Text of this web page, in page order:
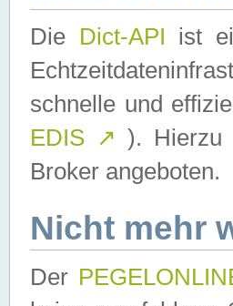
Die Dict-API ist
schnelle und
EDIS ↗ ). Hierzu
Broker angeboten.
Nicht mehr
Der